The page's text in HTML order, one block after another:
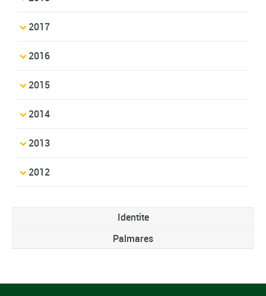
2017
2016
2015
2014
2013
2012
Identite
Palmares